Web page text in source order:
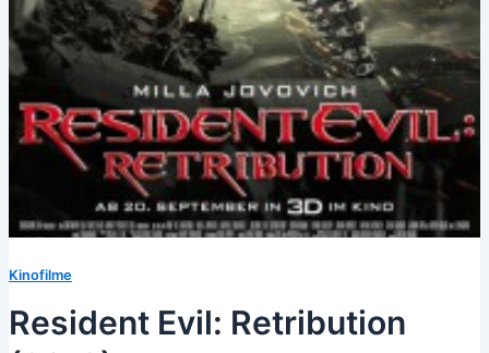
Kinofilme
Resident Evil: Retribution